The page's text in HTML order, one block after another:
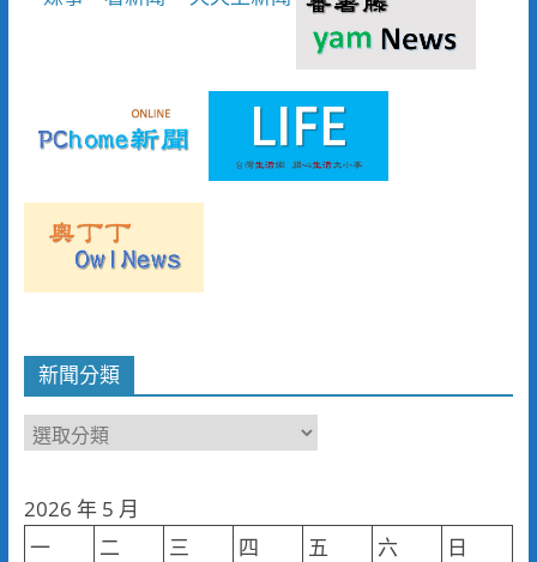
新聞分類
新
類
2026 年 5 月
一
二 三 四 五 六
日